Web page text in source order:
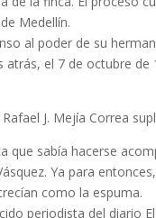
Medellín.
al poder de su
el 7 de octubre
J. Mejía Correa
que sabía hacerse
Ya para
como la espuma.
periodista del diario